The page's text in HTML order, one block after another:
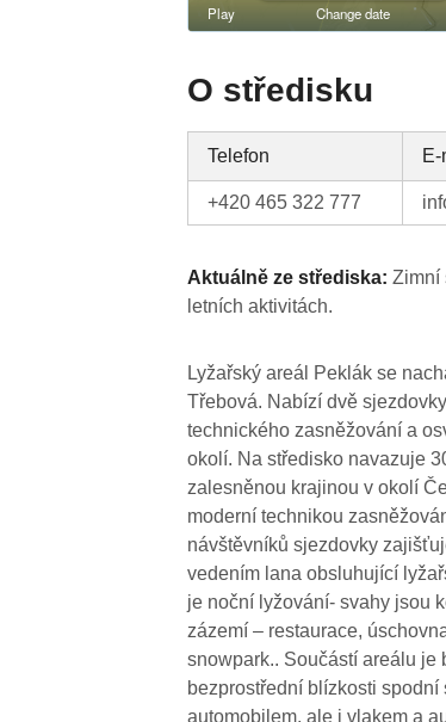
O středisku
Telefon E-
+420 465 322 777
Aktuálně ze střediska: Zimní
letních aktivitách.
Lyžařský areál Peklák se
Třebová. Nabízí dvě
technického zasněžování a
okolí. Na středisko navazuje
zalesněnou krajinou v okolí
moderní technikou
návštěvníků sjezdovky
vedením lana obsluhující
je noční lyžování- svahy jsou
zázemí – restaurace,
snowpark.. Součástí areálu je
bezprostřední blízkosti
automobilem, ale i vlakem a